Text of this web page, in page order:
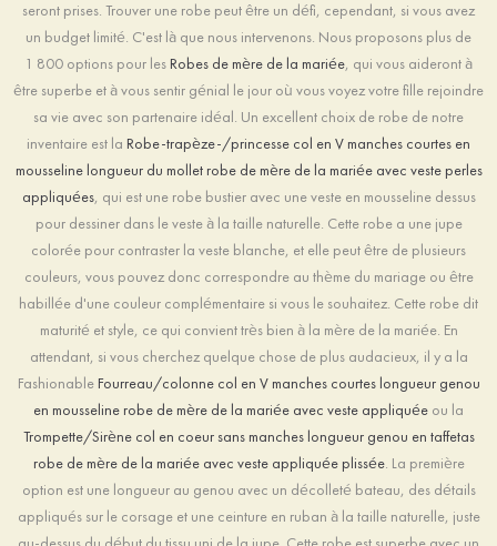
seront prises. Trouver une robe peut être un défi, cependant, si vous avez
un budget limité. C'est là que nous intervenons. Nous proposons plus de
1 800 options pour les Robes de mère de la mariée, qui vous aideront à
être superbe et à vous sentir génial le jour où vous voyez votre fille rejoindre
sa vie avec son partenaire idéal. Un excellent choix de robe de notre
inventaire est la Robe-trapèze-/princesse col en V manches courtes en
mousseline longueur du mollet robe de mère de la mariée avec veste perles
appliquées, qui est une robe bustier avec une veste en mousseline dessus
pour dessiner dans le veste à la taille naturelle. Cette robe a une jupe
colorée pour contraster la veste blanche, et elle peut être de plusieurs
couleurs, vous pouvez donc correspondre au thème du mariage ou être
habillée d'une couleur complémentaire si vous le souhaitez. Cette robe dit
maturité et style, ce qui convient très bien à la mère de la mariée. En
attendant, si vous cherchez quelque chose de plus audacieux, il y a la
Fashionable Fourreau/colonne col en V manches courtes longueur genou
en mousseline robe de mère de la mariée avec veste appliquée ou la
Trompette/Sirène col en coeur sans manches longueur genou en taffetas
robe de mère de la mariée avec veste appliquée plissée. La première
option est une longueur au genou avec un décolleté bateau, des détails
appliqués sur le corsage et une ceinture en ruban à la taille naturelle, juste